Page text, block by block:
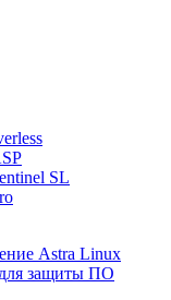
SL
Astra Linux
защиты ПО